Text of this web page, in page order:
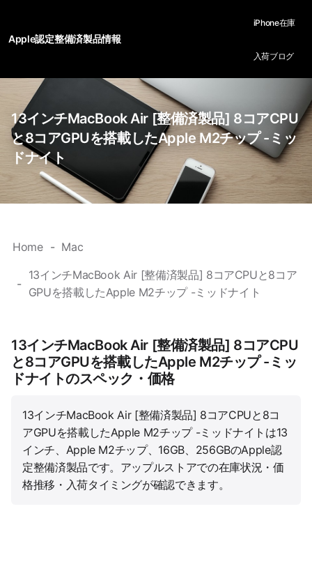
Apple認定整備済製品情報
iPhone在庫
入荷ブログ
13インチMacBook Air [整備済製品] 8コアCPU
と8コアGPUを搭載したApple M2チップ -ミッ
ドナイト
Home Mac
13インチMacBook Air [整備済製品] 8コアCPUと8コア
GPUを搭載したApple M2チップ -ミッドナイト
13インチMacBook Air [整備済製品] 8コアCPU
と8コアGPUを搭載したApple M2チップ -ミッ
ドナイトのスペック・価格
13インチMacBook Air [整備済製品] 8コアCPUと8コ
アGPUを搭載したApple M2チップ -ミッドナイトは13
インチ、Apple M2チップ、16GB、256GBのApple認
定整備済製品です。アップルストアでの在庫状況・価
格推移・入荷タイミングが確認できます。